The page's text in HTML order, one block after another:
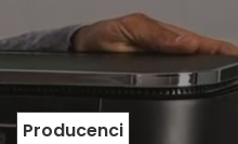
Producenci